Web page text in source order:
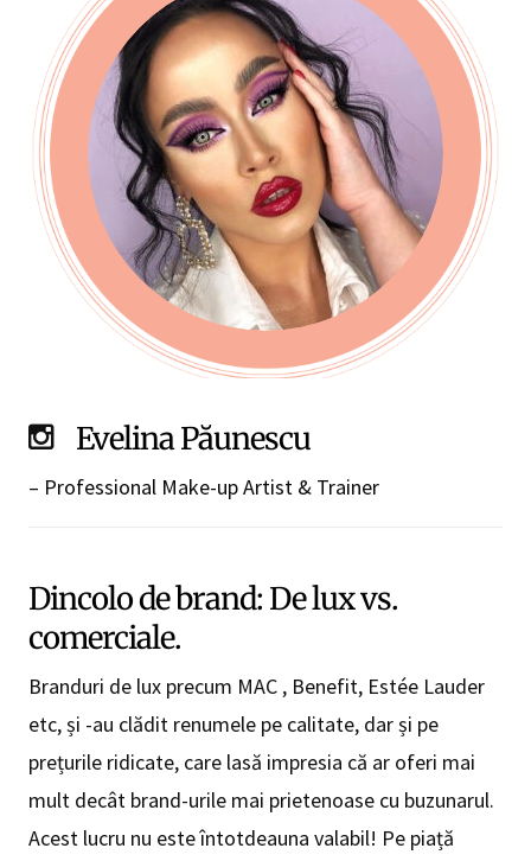
Evelina Păunescu
– Professional Make-up Artist & Trainer
Dincolo de brand: De lux vs.
comerciale.
Branduri de lux precum MAC , Benefit, Estée Lauder
etc, și -au clădit renumele pe calitate, dar și pe
prețurile ridicate, care lasă impresia că ar oferi mai
mult decât brand-urile mai prietenoase cu buzunarul.
Acest lucru nu este întotdeauna valabil! Pe piață